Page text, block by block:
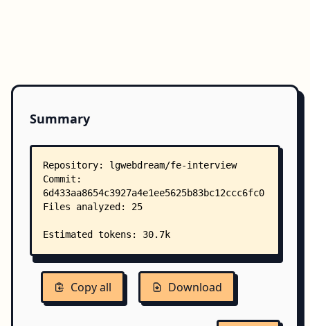
Summary
Copy all Download